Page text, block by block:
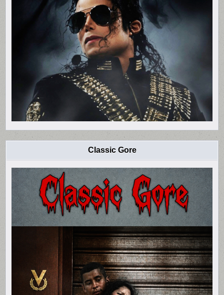
Classic Gore